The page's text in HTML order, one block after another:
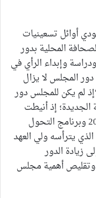
أوائل تسعينيات
المحلية بدور
وإبداء الرأي في
دور المجلس لا يزال
لم يكن للمجلس دور
إذ أنيطت
بمجلس الوزراء مهمة متابعة وتنفيذ رؤية 2030 وبرنامج التحول
يترأسه ولي العهد
زيادة الدور
وتقليص أهمية مجلس